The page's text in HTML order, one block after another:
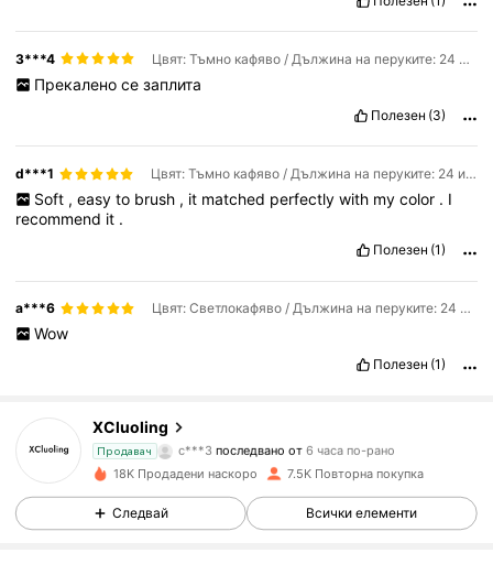
3***4 Цвят: Тъмно кафяво / Дължина на перуките: 24 инча
Прекалено се заплита
Полезен (3)
d***1 Цвят: Тъмно кафяво / Дължина на перуките: 24 инча
Soft , easy to brush , it matched perfectly with my color . I
recommend it .
Полезен (1)
a***6 Цвят: Светлокафяво / Дължина на перуките: 24 инча
Wow
Полезен (1)
XCluoling
Продавач
c***3
4.85
940 Последователи
940 Последователи
18K Продадени наскоро 7.5K Повторна покупка
Следвай Всички елементи